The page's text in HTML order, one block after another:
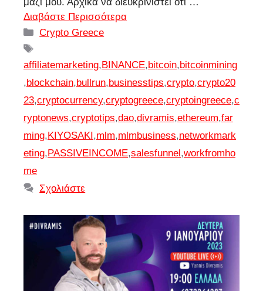
Διαβάστε Περισσότερα
Κατηγορίες
Crypto Greece
affiliatemarketing,BINANCE,bitcoin,bitcoinmining
,blockchain,bullrun,businesstips,crypto,crypto20
23,cryptocurrency,cryptogreece,cryptoingreece,c
ryptonews,cryptotips,dao,divramis,ethereum,far
ming,KIYOSAKI,mlm,mlmbusiness,networkmark
eting,PASSIVEINCOME,salesfunnel,workfromho
me
Σχολιάστε